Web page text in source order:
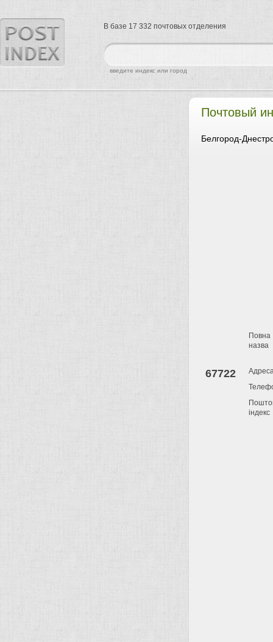
Почтовый
Белгород-
67722
Повна
назва
індекс
найти
введите индекс или город
В базе 17 332 почтовых отделения